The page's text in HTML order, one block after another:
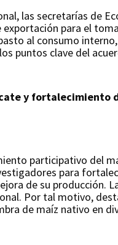
las secretarías de
para el
al consumo
puntos clave del
y
participativo del
para
de su producción.
Por tal motivo,
de maíz nativo en